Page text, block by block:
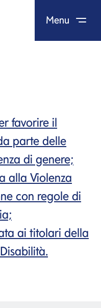
Menu
favorire il
parte delle
di genere;
alla Violenza
con regole di
ai titolari della